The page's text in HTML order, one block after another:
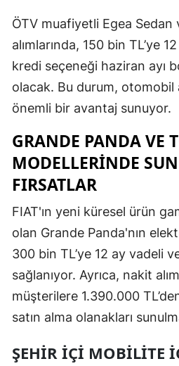
ÖTV muafiyetli Egea Sedan
alımlarında, 150 bin TL’ye
kredi seçeneği haziran ayı
olacak. Bu durum, otomobil
önemli bir avantaj sunuyor.
GRANDE PANDA VE
MODELLERINDE
FIRSATLAR
FIAT'ın yeni küresel ürün
olan Grande Panda'nın
300 bin TL’ye 12 ay vadeli
sağlanıyor. Ayrıca, nakit
müşterilere 1.390.000
satın alma olanakları
ŞEHIR İÇI MOBILITE